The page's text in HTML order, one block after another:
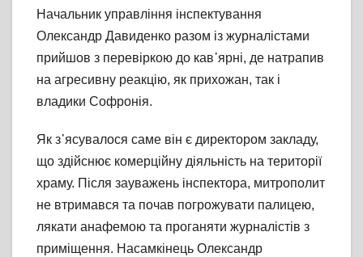
Начальник управління інспектування
Олександр Давиденко разом із журналістами
прийшов з перевіркою до кав᾽ярні, де натрапив
на агресивну реакцію, як прихожан, так і
владики Софронія.
Як з᾽ясувалося саме він є директором закладу,
що здійснює комерційну діяльність на території
храму. Після зауважень інспектора, митрополит
не втримався та почав погрожувати палицею,
лякати анафемою та проганяти журналістів з
приміщення. Насамкінець Олександр